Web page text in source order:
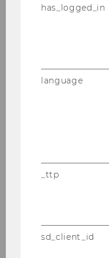
Prüfungen des
und
Bachelorstudiums
Der Vor­sit­zen­de
Mitteilungsblatt
Rektorin/des
Mitteilungsblatt
46)
wissenschaftliches
has_logged_in
language
_ttp
sd_client_id